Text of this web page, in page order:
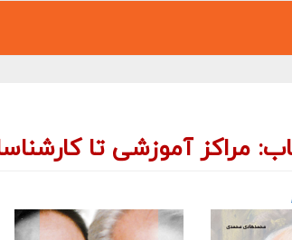
مراکز آموزشی تا